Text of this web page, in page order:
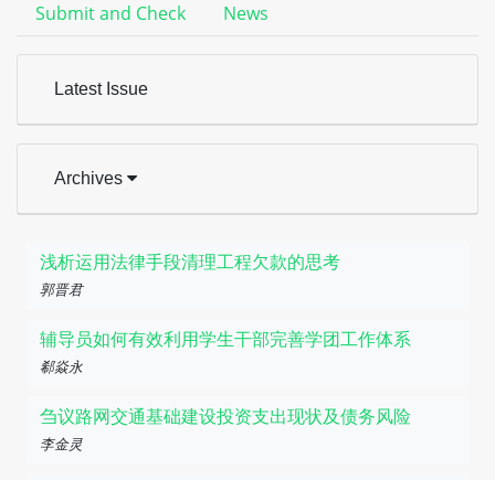
Submit and Check
News
Latest Issue
Archives
浅析运用法律手段清理工程欠款的思考
郭晋君
辅导员如何有效利用学生干部完善学团工作体系
郗焱永
刍议路网交通基础建设投资支出现状及债务风险
李金灵